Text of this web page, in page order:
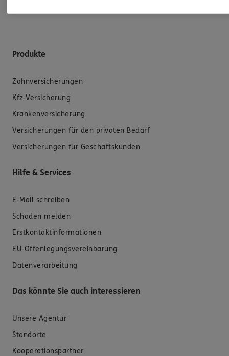
Produkte
Zahnversicherungen
Kfz-Versicherung
Krankenversicherung
Versicherungen für den privaten Bedarf
Versicherungen für Geschäftskunden
Hilfe & Services
E-Mail schreiben
Schaden melden
Erstkontaktinformationen
EU-Offenlegungsvereinbarung
Datenverarbeitung
Das könnte Sie auch interessieren
Unsere Agentur
Standorte
Kooperationspartner